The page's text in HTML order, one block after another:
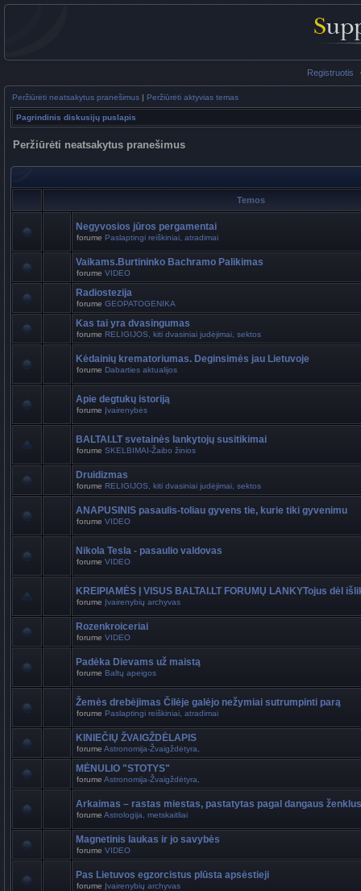
Registruotis
Peržiūrėti neatsakytus pranešimus | Peržiūrėti aktyvias temas
Pagrindinis diskusijų puslapis
Peržiūrėti neatsakytus pranešimus
Temos
Negyvosios jūros pergamentai
forume Paslaptingi reiškiniai, atradimai
Vaikams.Burtininko Bachramo Palikimas
forume VIDEO
Radiostezija
forume GEOPATOGENIKA
Kas tai yra dvasingumas
forume RELIGIJOS, kiti dvasiniai judėjimai, sektos
Kėdainių krematoriumas. Deginsimės jau Lietuvoje
forume Dabarties aktualijos
Apie degtukų istoriją
forume Įvairenybės
BALTAI.LT svetainės lankytojų susitikimai
forume SKELBIMAI-Žaibo žinios
Druidizmas
forume RELIGIJOS, kiti dvasiniai judėjimai, sektos
ANAPUSINIS pasaulis-toliau gyvens tie, kurie tiki gyvenimu
forume VIDEO
Nikola Tesla - pasaulio valdovas
forume VIDEO
KREIPIAMĖS Į VISUS BALTAI.LT FORUMŲ LANKYTojus dėl
forume Įvairenybių archyvas
Rozenkroiceriai
forume VIDEO
Padėka Dievams už maistą
forume Baltų apeigos
Žemės drebėjimas Čilėje galėjo nežymiai sutrumpinti parą
forume Paslaptingi reiškiniai, atradimai
KINIEČIŲ ŽVAIGŽDĖLAPIS
forume Astronomija-Žvaigždėtyra,
MĖNULIO "STOTYS"
forume Astronomija-Žvaigždėtyra,
Arkaimas – rastas miestas, pastatytas pagal dangaus ženklus
forume Astrologija, metskaitliai
Magnetinis laukas ir jo savybės
forume VIDEO
Pas Lietuvos egzorcistus plūsta apsėstieji
forume Įvairenybių archyvas